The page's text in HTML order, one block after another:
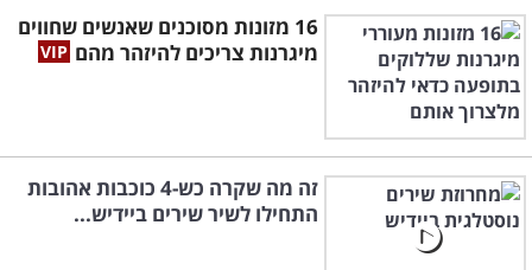
16 מזונות מסוכנים שאנשים שחווים
מיגרנות צריכים להיזהר מהם
זה מה שקרה כש-4 כוכבות אהובות
התחילו לשיר שירים ביידיש...